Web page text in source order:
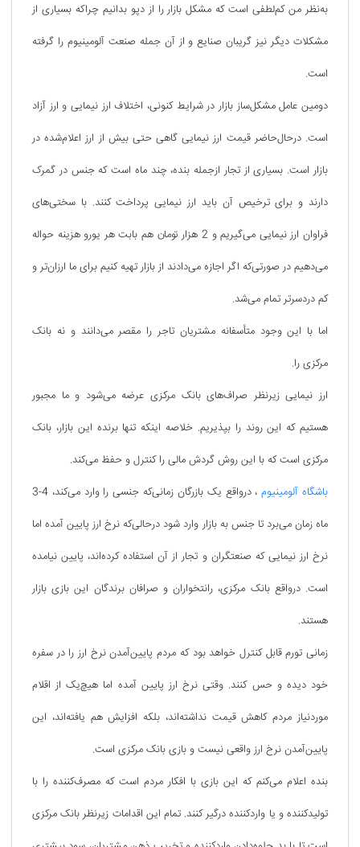
به‌نظر من کم‌لطفی است که مشکل بازار را از دپو بدانیم چراکه بسیاری از
مشکلات دیگر نیز گریبان صنایع و از آن جمله صنعت آلومینیوم را گرفته
است.
دومین عامل مشکل‌ساز بازار در شرایط کنونی، اختلاف ارز نیمایی و ارز آزاد
است. درحال‌حاضر قیمت ارز نیمایی گاهی حتی بیش از ارز اعلام‌شده در
بازار است. بسیاری از تجار ازجمله بنده، چند ماه است که جنس در گمرک
دارند و برای ترخیص آن باید ارز نیمایی پرداخت کنند. با سختی‌های
فراوان ارز نیمایی می‌گیریم و 2 هزار تومان هم بابت هر یورو هزینه حواله
می‌دهیم در صورتی‌که اگر اجازه می‌دادند از بازار تهیه کنیم برای ما ارزان‌تر و
کم دردسرتر تمام می‌شد.
اما با این وجود متأسفانه مشتریان تاجر را مقصر می‌دانند و نه بانک
مرکزی را.
ارز نیمایی زیرنظر صراف‌های بانک مرکزی عرضه می‌شود و ما مجبور
هستیم که این روند را بپذیریم. خلاصه اینکه تنها برنده این بازار، ‌بانک
مرکزی است که با این روش گردش مالی را کنترل و حفظ می‌کند.
باشگاه آلومینیوم
، درواقع یک بازرگان زمانی‌که جنسی را وارد می‌کند، 4-3
ماه زمان می‌برد تا جنس به بازار وارد شود درحالی‌که نرخ ارز پایین آمده اما
نرخ ارز نیمایی که صنعتگران و تجار از آن استفاده کرده‌اند، پایین نیامده
است. درواقع بانک مرکزی، رانتخواران و صرافان برندگان این بازی بازار
هستند.
زمانی تورم قابل کنترل خواهد بود که مردم پایین‌آمدن نرخ ارز را در سفره
خود دیده و حس کنند. وقتی نرخ ارز پایین آمده اما هیچ‌یک از اقلام
موردنیاز مردم کاهش قیمت نداشته‌اند، بلکه افزایش هم یافته‌اند، این
پایین‌آمدن نرخ ارز واقعی نیست و بازی بانک مرکزی است.
بنده اعلام می‌کنم که این بازی با افکار مردم است که مصرف‌کننده را با
تولیدکننده و یا واردکننده درگیر کنند. تمام این اقدامات زیرنظر بانک مرکزی